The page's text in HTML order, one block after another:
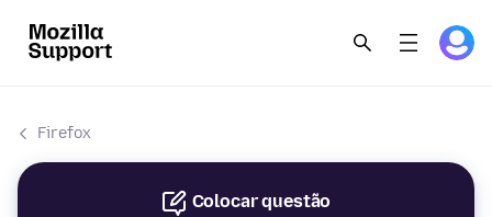
Firefox
Colocar questão